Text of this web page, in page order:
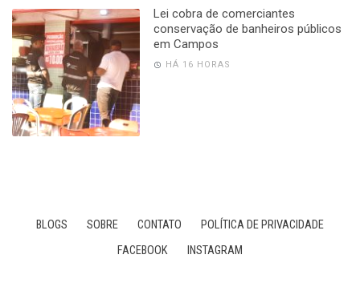
Lei cobra de comerciantes
conservação de banheiros públicos
em Campos
HÁ 16 HORAS
BLOGS SOBRE CONTATO
POLÍTICA DE PRIVACIDADE
FACEBOOK
INSTAGRAM